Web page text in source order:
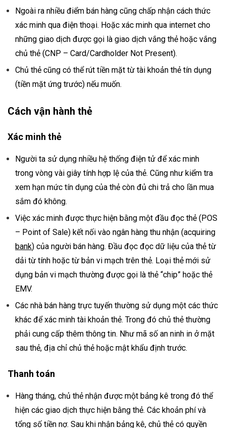
Ngoài ra nhiều điểm bán hàng cũng chấp nhận cách thức
xác minh qua điện thoại. Hoặc xác minh qua internet cho
những giao dịch được gọi là giao dịch vắng thẻ hoặc vắng
chủ thẻ (CNP – Card/Cardholder Not Present).
Chủ thẻ cũng có thể rút tiền mặt từ tài khoản thẻ tín dụng
(tiền mặt ứng trước) nếu muốn.
Cách vận hành thẻ
Xác minh thẻ
Người ta sử dụng nhiều hệ thống điện tử để xác minh
trong vòng vài giây tính hợp lệ của thẻ. Cũng như kiểm tra
xem hạn mức tín dụng của thẻ còn đủ chi trả cho lần mua
sắm đó không.
Việc xác minh được thực hiện bằng một đầu đọc thẻ (POS
– Point of Sale) kết nối vào ngân hàng thu nhận (acquiring
bank) của người bán hàng. Đầu đọc đọc dữ liệu của thẻ từ
dải từ tính hoặc từ bản vi mạch trên thẻ. Loại thẻ mới sử
dụng bản vi mạch thường được gọi là thẻ “chip” hoặc thẻ
EMV.
Các nhà bán hàng trực tuyến thường sử dụng một các thức
khác để xác minh tài khoản thẻ. Trong đó chủ thẻ thường
phải cung cấp thêm thông tin. Như mã số an ninh in ở mặt
sau thẻ, địa chỉ chủ thẻ hoặc mật khẩu định trước.
Thanh toán
Hàng tháng, chủ thẻ nhận được một bảng kê trong đó thể
hiện các giao dịch thực hiện bằng thẻ. Các khoản phí và
tổng số tiền nợ. Sau khi nhận bảng kê, chủ thẻ có quyền